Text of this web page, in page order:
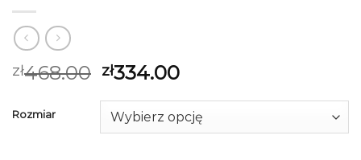
zł468.00 zł334.00
Rozmiar